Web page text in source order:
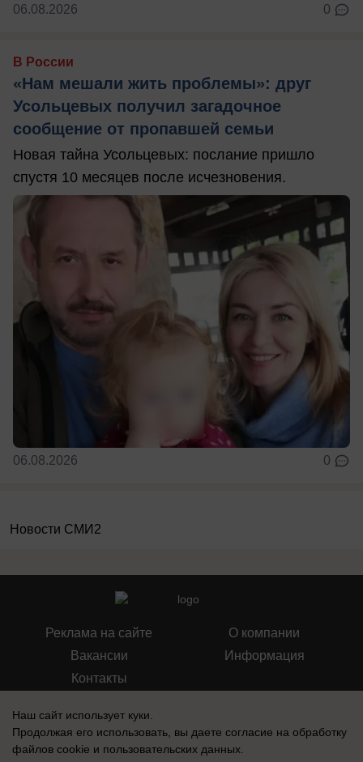
06.08.2026 0
В России
«Нам мешали жить проблемы»: друг
Усольцевых получил загадочное
сообщение от пропавшей семьи
Новая тайна Усольцевых: послание пришло
спустя 10 месяцев после исчезновения.
06.08.2026 0
Новости СМИ2
Реклама на сайте
Вакансии
Контакты
О компании
Информация
Наш сайт использует куки.
Продолжая его использовать, вы даете согласие на обработку
файлов cookie и пользовательских данных.